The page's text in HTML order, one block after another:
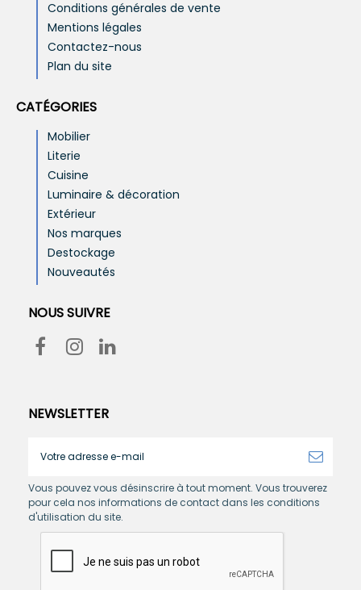
Conditions générales de vente
Mentions légales
Contactez-nous
Plan du site
CATÉGORIES
Mobilier
Literie
Cuisine
Luminaire & décoration
Extérieur
Nos marques
Destockage
Nouveautés
NOUS SUIVRE
NEWSLETTER
Vous pouvez vous désinscrire à tout moment. Vous trouverez
pour cela nos informations de contact dans les conditions
d'utilisation du site.